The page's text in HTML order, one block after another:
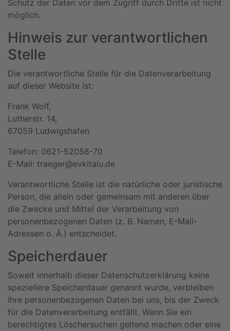
Schutz der Daten vor dem Zugriff durch Dritte ist nicht
möglich.
Hinweis zur verantwortlichen
Stelle
Die verantwortliche Stelle für die Datenverarbeitung
auf dieser Website ist:
Frank Wolf,
Lutherstr. 14,
67059 Ludwigshafen
Telefon: 0621-52058-70
E-Mail: traeger@evkitalu.de
Verantwortliche Stelle ist die natürliche oder juristische
Person, die allein oder gemeinsam mit anderen über
die Zwecke und Mittel der Verarbeitung von
personenbezogenen Daten (z. B. Namen, E-Mail-
Adressen o. Ä.) entscheidet.
Speicherdauer
Soweit innerhalb dieser Datenschutzerklärung keine
speziellere Speicherdauer genannt wurde, verbleiben
Ihre personenbezogenen Daten bei uns, bis der Zweck
für die Datenverarbeitung entfällt. Wenn Sie ein
berechtigtes Löschersuchen geltend machen oder eine